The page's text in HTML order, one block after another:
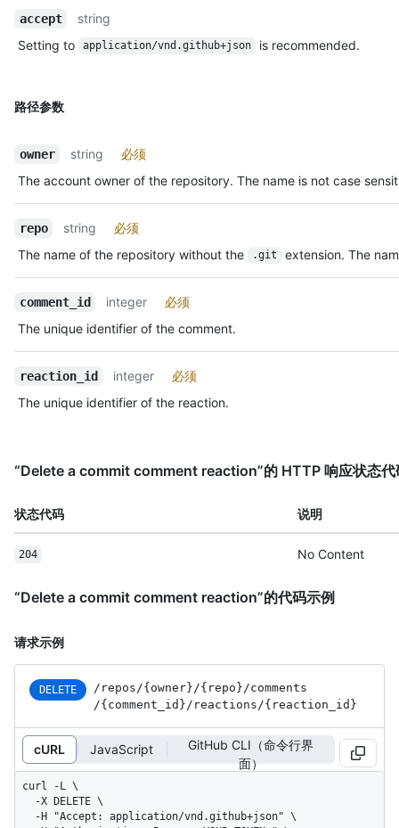
accept
string
Setting to
application/vnd.github+json is recommended.
路径参数
owner string
必须
The account owner of the repository. The name is not case
repo string
必须
The name of the repository without the
.git extension. The
comment_id integer
必须
The unique identifier of the comment.
reaction_id integer
必须
The unique identifier of the reaction.
“Delete a commit comment reaction”的 HTTP 响应状态代
状态代码 说明
204 No Content
“Delete a commit comment reaction”的代码示例
请求示例
DELETE /repos /{owner} /{repo} /comments
/{comment_ id} /reactions /{reaction_ id}
cURL JavaScript
GitHub CLI（命令行界
面）
curl -L \